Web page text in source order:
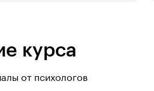
курса
от психологов